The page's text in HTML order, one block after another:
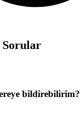
Sorular
bildirebilirim?